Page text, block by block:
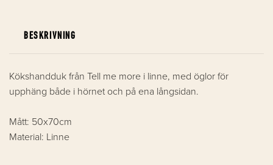
BESKRIVNING
Kökshandduk från Tell me more i linne, med öglor för
upphäng både i hörnet och på ena långsidan.
Mått: 50x70cm
Material: Linne